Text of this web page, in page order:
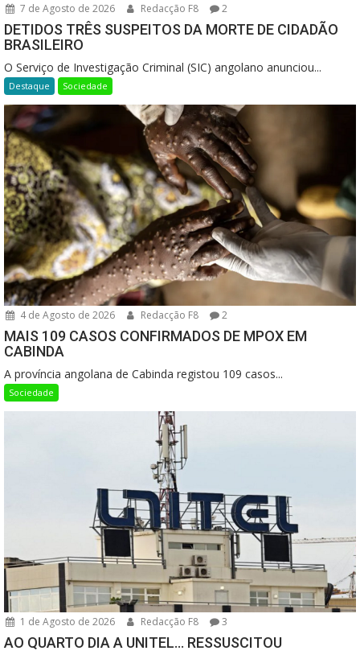
7 de Agosto de 2026 Redacção F8 2
DETIDOS TRÊS SUSPEITOS DA MORTE DE CIDADÃO
BRASILEIRO
O Serviço de Investigação Criminal (SIC) angolano anunciou...
Destaque Sociedade
4 de Agosto de 2026 Redacção F8 2
MAIS 109 CASOS CONFIRMADOS DE MPOX EM
CABINDA
A província angolana de Cabinda registou 109 casos...
Sociedade
1 de Agosto de 2026 Redacção F8 3
AO QUARTO DIA A UNITEL… RESSUSCITOU